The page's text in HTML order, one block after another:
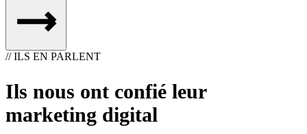
// ILS EN PARLENT
Ils nous ont confié leur
marketing digital